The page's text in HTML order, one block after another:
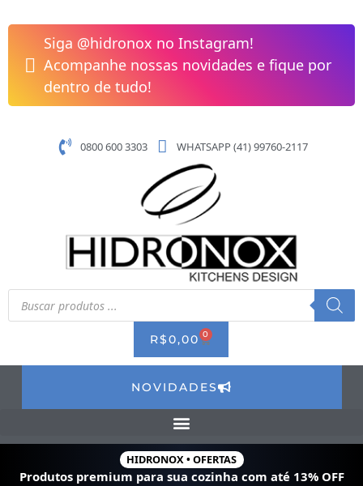
para
conteúdo
Siga @hidronox no Instagram!
Acompanhe nossas novidades e fique por
dentro de tudo!
0800 600 3303 WHATSAPP (41) 99760-2117
Pesquisar
produtos
R$0,00 0 CART
NOVIDADES
HIDRONOX • OFERTAS
Produtos premium para sua cozinha com até 13% OFF
Lavatorio
Monocomando
Mesa
Com
Pop